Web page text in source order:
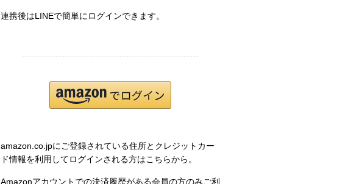
連携後はLINEで簡単にログインできます。
amazon.co.jpにご登録されている住所とクレジットカー
ド情報を利用してログインされる方はこちらから。
Amazonアカウントでの決済履歴がある会員の方のみご利